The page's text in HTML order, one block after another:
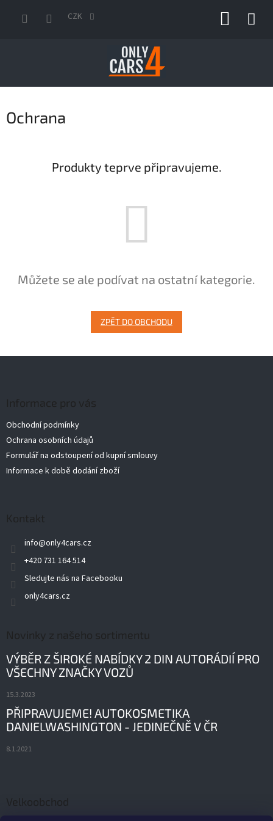
CZK
Ochrana
Produkty teprve připravujeme.
Můžete se ale podívat na ostatní kategorie.
ZPĚT DO OBCHODU
Informace pro vás
Obchodní podmínky
Ochrana osobních údajů
Formulář na odstoupení od kupní smlouvy
Informace k době dodání zboží
Kontakt
info@only4cars.cz
+420 731 164 514
Sledujte nás na Facebooku
only4cars.cz
Novinky z našeho sortimentu
VÝBĚR Z ŠIROKÉ NABÍDKY 2 DIN AUTORÁDIÍ PRO
VŠECHNY ZNAČKY VOZŮ
15.3.2023
PŘIPRAVUJEME! AUTOKOSMETIKA
DANIELWASHINGTON - JEDINEČNĚ V ČR
8.1.2021
Velkoobchod